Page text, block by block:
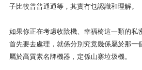
子比較普普通通等，其實冇乜認識和理解。
如果你正在考慮收陰機、幸福椅這一類的私
首先要去處理，就係分別究竟幾係屬於那一
屬於高質素名牌機器，定係山寨垃圾機。